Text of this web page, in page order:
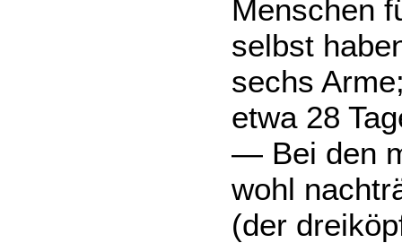
Menschen
selbst
sechs
etwa 28
— Bei den
wohl
(der